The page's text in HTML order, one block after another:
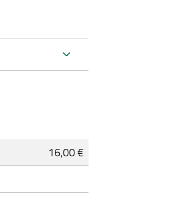
16,00 €